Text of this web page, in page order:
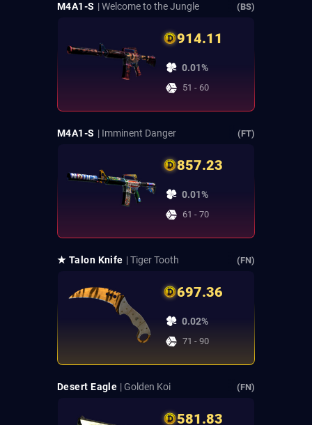
M4A1-S | Welcome to the Jungle (BS)
914.11
0.01%
51 - 60
M4A1-S | Imminent Danger (FT)
857.23
0.01%
61 - 70
★ Talon Knife | Tiger Tooth (FN)
697.36
0.02%
71 - 90
Desert Eagle | Golden Koi (FN)
581.83